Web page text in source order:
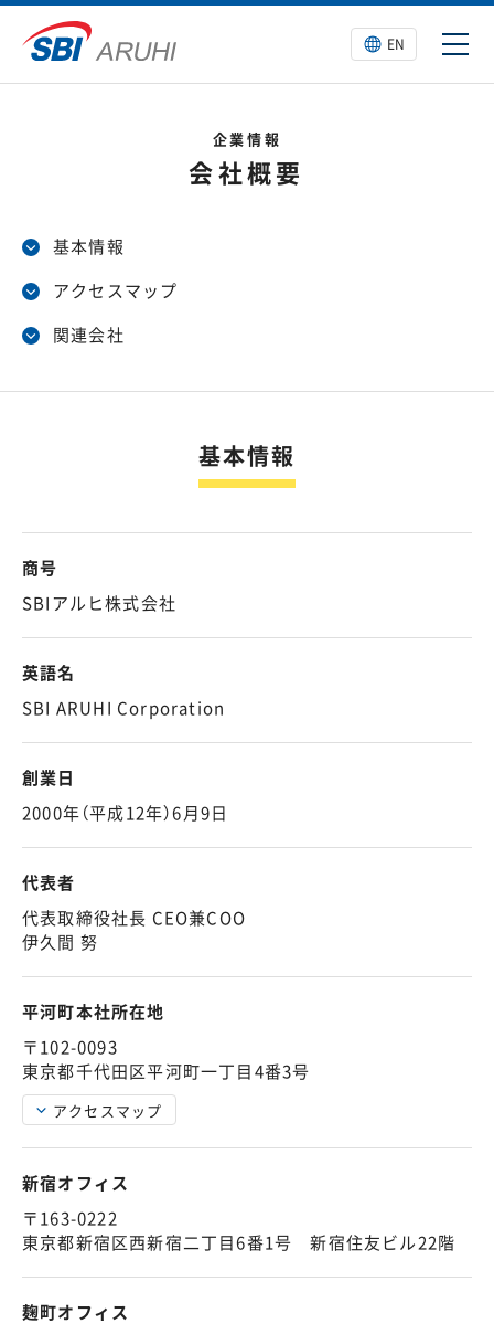
EN
企業情報
会社概要
基本情報
アクセスマップ
関連会社
基本情報
商号
SBIアルヒ株式会社
英語名
SBI ARUHI Corporation
創業日
2000年（平成12年）6月9日
代表者
代表取締役社長 CEO兼COO
伊久間 努
平河町本社所在地
〒102-0093
東京都千代田区平河町一丁目4番3号
アクセスマップ
新宿オフィス
〒163-0222
東京都新宿区西新宿二丁目6番1号 新宿住友ビル22階
麹町オフィス